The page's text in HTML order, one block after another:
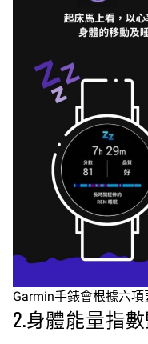
Garmin手錶會根據六
2.身體能量指